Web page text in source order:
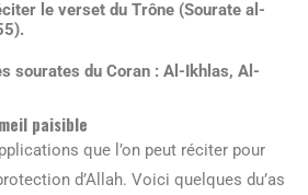
le verset du Trône (Sourate al-
sourates du Coran : Al-Ikhlas, Al-
paisible
que l’on peut réciter pour
d’Allah. Voici quelques du’as